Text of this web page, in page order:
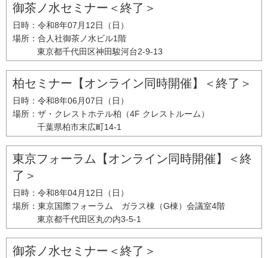
御茶ノ水セミナー＜終了＞
日時： 令和8年07月12日（日）
場所： 合人社御茶ノ水ビル1階
東京都千代田区神田駿河台2-9-13
柏セミナー【オンライン同時開催】＜終了＞
日時： 令和8年06月07日（日）
場所： ザ・クレストホテル柏（4F クレストルーム）
千葉県柏市末広町14-1
東京フォーラム【オンライン同時開催】＜終
了＞
日時： 令和8年04月12日（日）
場所： 東京国際フォーラム ガラス棟（G棟）会議室4階
東京都千代田区丸の内3-5-1
御茶ノ水セミナー＜終了＞